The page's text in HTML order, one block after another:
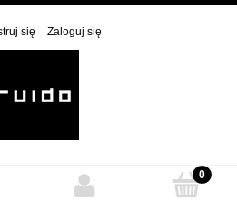
się Zaloguj się